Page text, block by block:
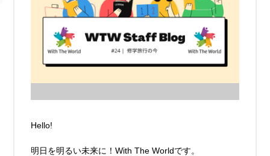
Hello!
明日を明るい未来に！With The Worldです。